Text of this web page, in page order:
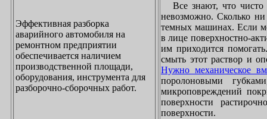
Эффективная разборка
аварийного автомобиля на
ремонтном предприятии
обеспечивается наличием
производственной площади,
оборудования, инструмента для
разборочно-сборочных работ.
Все знают, что чисто
невозможно. Сколько
темных машинах. Если
в лице поверхностно-
им приходится
смыть этот раствор и
Нужно механическое
поролоновыми
микроповреждений
поверхности
поверхности.